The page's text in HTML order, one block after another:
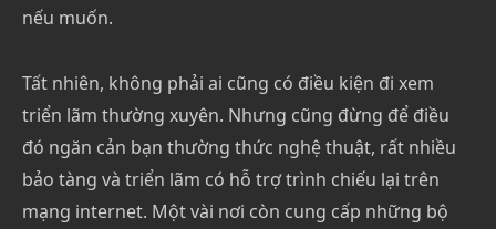
nếu muốn.
Tất nhiên, không phải ai cũng có điều kiện đi xem
triển lãm thường xuyên. Nhưng cũng đừng để điều
đó ngăn cản bạn thường thức nghệ thuật, rất nhiều
bảo tàng và triển lãm có hỗ trợ trình chiếu lại trên
mạng internet. Một vài nơi còn cung cấp những bộ